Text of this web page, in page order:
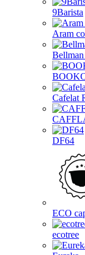
9Barista
Aram
Cafelat
DF64
ECO
ecotree